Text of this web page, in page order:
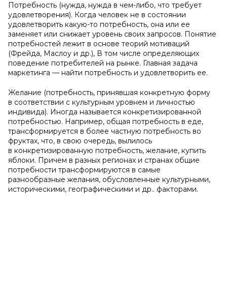
Потребность (нужда, нужда в чем-либо, что требует
удовлетворения). Когда человек не в состоянии
удовлетворить какую-то потребность, она или ее
заменяет или снижает уровень своих запросов. Понятие
потребностей лежит в основе теорий мотиваций
(Фрейда, Маслоу и др.), В том числе определяющих
поведение потребителей на рынке. Главная задача
маркетинга — найти потребность и удовлетворить ее.
Желание (потребность, принявшая конкретную форму
в соответствии с культурным уровнем и личностью
индивида). Иногда называется конкретизированной
потребностью. Например, общая потребность в еде,
трансформируется в более частную потребность во
фруктах, что, в свою очередь, вылилось
в конкретизированную потребность, желание, купить
яблоки. Причем в разных регионах и странах общие
потребности трансформируются в самые
разнообразные желания, обусловленные культурными,
историческими, географическими и др.. факторами.